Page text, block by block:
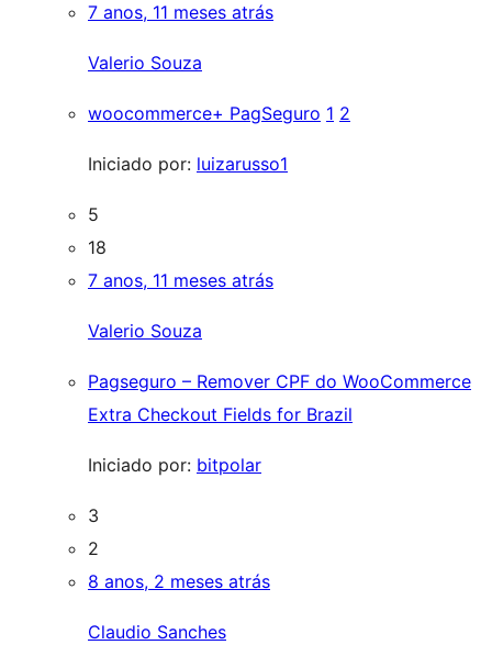
7 anos, 11 meses atrás
Valerio Souza
woocommerce+ PagSeguro 1 2
Iniciado por: luizarusso1
5
18
7 anos, 11 meses atrás
Valerio Souza
Pagseguro – Remover CPF do WooCommerce
Extra Checkout Fields for Brazil
Iniciado por: bitpolar
3
2
8 anos, 2 meses atrás
Claudio Sanches